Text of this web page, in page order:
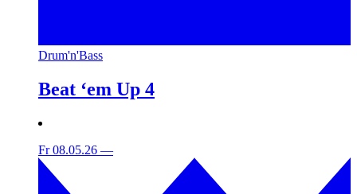
Drum'n'Bass
Beat ‘em Up 4
Fr 08.05.26 —